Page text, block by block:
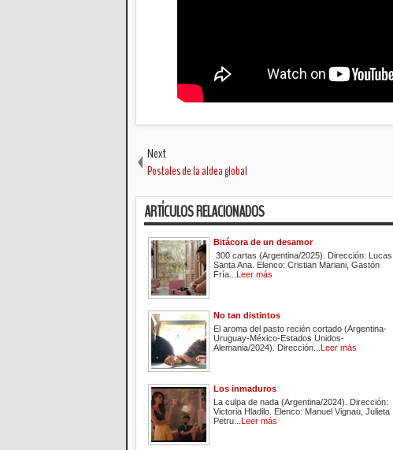
Next
Postales de la aldea global
ARTÍCULOS RELACIONADOS
Bitácora de un desamor
300 cartas (Argentina/2025). Dirección: Lucas
Santa Ana. Elenco: Cristian Mariani, Gastón
Fría...
Leer más
No tan distintos
El aroma del pasto recién cortado (Argentina-
Uruguay-México-Estados Unidos-
Alemania/2024). Dirección...
Leer más
Los inmaduros
La culpa de nada (Argentina/2024). Dirección:
Victoria Hladilo. Elenco: Manuel Vignau, Julieta
Petru...
Leer más